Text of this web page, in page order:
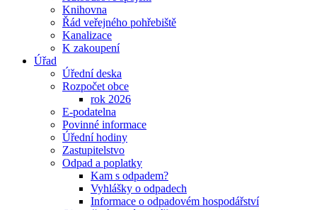
Knihovna
Řád veřejného pohřebiště
Kanalizace
K zakoupení
Úřad
Úřední deska
Rozpočet obce
rok 2026
E-podatelna
Povinné informace
Úřední hodiny
Zastupitelstvo
Odpad a poplatky
Kam s odpadem?
Vyhlášky o odpadech
Informace o odpadovém hospodářství